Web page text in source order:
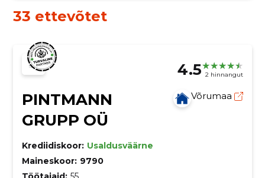
33 ettevõtet
4.5 2 hinnangut
PINTMANN
GRUPP OÜ
Võrumaa
Krediidiskoor: Usaldusväärne
Maineskoor: 9790